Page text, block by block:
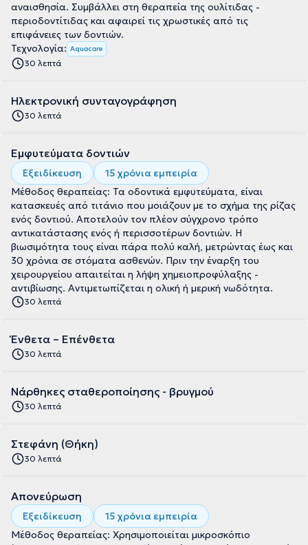
αναισθησία. Συμβάλλει στη θεραπεία της ουλίτιδας -
περιοδοντίτιδας και αφαιρεί τις χρωστικές από τις
επιφάνειες των δοντιών.
Τεχνολογία: Aquacare
30 λεπτά
Ηλεκτρονική συνταγογράφηση
30 λεπτά
Εμφυτεύματα δοντιών
Εξειδίκευση
15 χρόνια εμπειρία
Μέθοδος θεραπείας: Τα οδοντικά εμφυτεύματα, είναι
κατασκευές από τιτάνιο που μοιάζουν με το σχήμα της ρίζας
ενός δοντιού. Αποτελούν τον πλέον σύγχρονο τρόπο
αντικατάστασης ενός ή περισσοτέρων δοντιών. Η
βιωσιμότητα τους είναι πάρα πολύ καλή, μετρώντας έως και
30 χρόνια σε στόματα ασθενών. Πριν την έναρξη του
χειρουργείου απαιτείται η λήψη χημειοπροφύλαξης -
αντιβίωσης. Αντιμετωπίζεται η ολική ή μερική νωδότητα.
30 λεπτά
Ένθετα – Επένθετα
30 λεπτά
Νάρθηκες σταθεροποίησης - βρυγμού
30 λεπτά
Στεφάνη (Θήκη)
30 λεπτά
Απονεύρωση
Εξειδίκευση
15 χρόνια εμπειρία
Μέθοδος θεραπείας: Χρησιμοποιείται μικροσκόπιο